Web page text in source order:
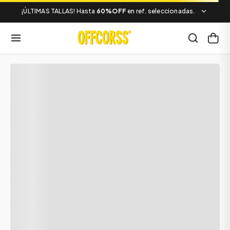
¡ÚLTIMAS TALLAS! Hasta 60%OFF en ref. seleccionadas.